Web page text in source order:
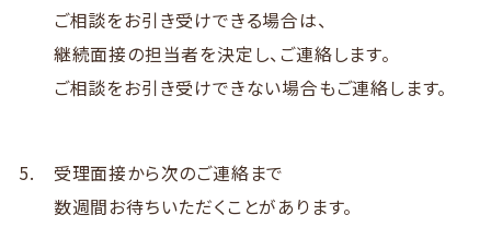
ご相談をお引き受けできる場合は、
継続面接の担当者を決定し、ご連絡します。
ご相談をお引き受けできない場合もご連絡します。
受理面接から次のご連絡まで
数週間お待ちいただくことがあります。